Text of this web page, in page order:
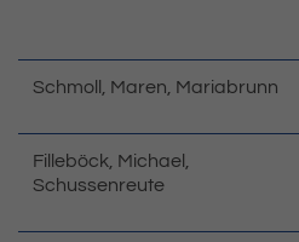
Schmoll, Maren, Mariabrunn
Filleböck, Michael,
Schussenreute